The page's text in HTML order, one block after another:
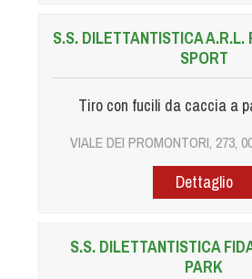
S.S. DILETTANTISTICA A.R.L.
SPORT
Tiro con fucili da caccia a
VIALE DEI PROMONTORI, 273,
Dettaglio
S.S. DILETTANTISTICA
PARK